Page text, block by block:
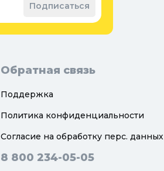
Подписаться
Обратная связь
Поддержка
Политика конфиденциальности
Согласие на обработку перс. данных
8 800 234-05-05